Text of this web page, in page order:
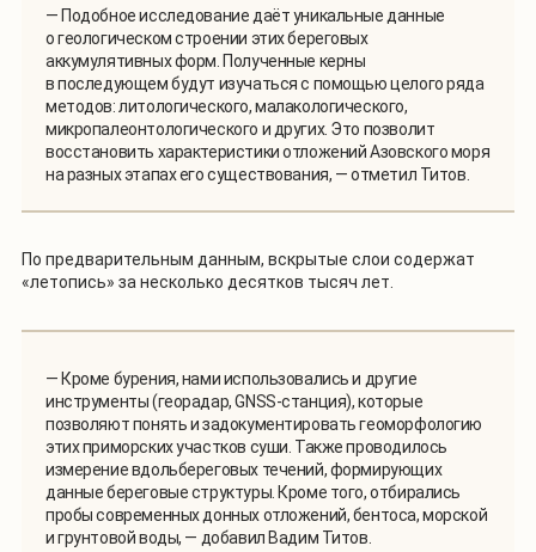
— Подобное исследование даёт уникальные данные
о геологическом строении этих береговых
аккумулятивных форм. Полученные керны
в последующем будут изучаться с помощью целого ряда
методов: литологического, малакологического,
микропалеонтологического и других. Это позволит
восстановить характеристики отложений Азовского моря
на разных этапах его существования, — отметил Титов.
По предварительным данным, вскрытые слои содержат
«летопись» за несколько десятков тысяч лет.
— Кроме бурения, нами использовались и другие
инструменты (георадар, GNSS-станция), которые
позволяют понять и задокументировать геоморфологию
этих приморских участков суши. Также проводилось
измерение вдольбереговых течений, формирующих
данные береговые структуры. Кроме того, отбирались
пробы современных донных отложений, бентоса, морской
и грунтовой воды, — добавил Вадим Титов.